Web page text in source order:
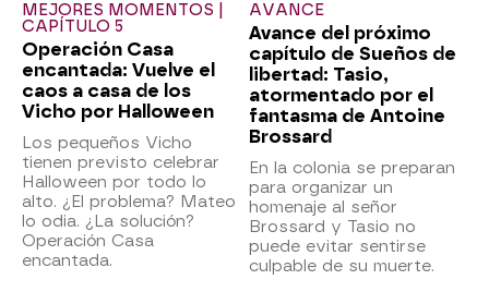
MEJORES MOMENTOS |
CAPÍTULO 5
Operación Casa
encantada: Vuelve el
caos a casa de los
Vicho por Halloween
Los pequeños Vicho
tienen previsto celebrar
Halloween por todo lo
alto. ¿El problema? Mateo
lo odia. ¿La solución?
Operación Casa
encantada.
AVANCE
Avance del próximo
capítulo de Sueños de
libertad: Tasio,
atormentado por el
fantasma de Antoine
Brossard
En la colonia se preparan
para organizar un
homenaje al señor
Brossard y Tasio no
puede evitar sentirse
culpable de su muerte.